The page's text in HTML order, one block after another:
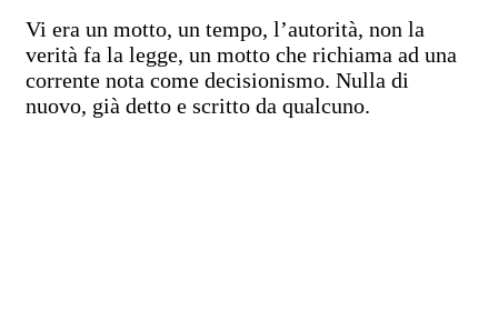
Vi era un motto, un tempo, l’autorità, non la
verità fa la legge, un motto che richiama ad una
corrente nota come decisionismo. Nulla di
nuovo, già detto e scritto da qualcuno.